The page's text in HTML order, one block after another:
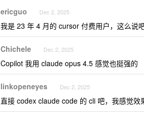
ericguo Dec 2, 2025
我是 23 年 4 月的 cursor 付费用户，这么说
Chichele Dec 2, 2025
Copilot 我用 claude opus 4.5 感觉也挺强的
linkopeneyes Dec 2, 2025
直接 codex claude code 的 cli 吧，我感觉效